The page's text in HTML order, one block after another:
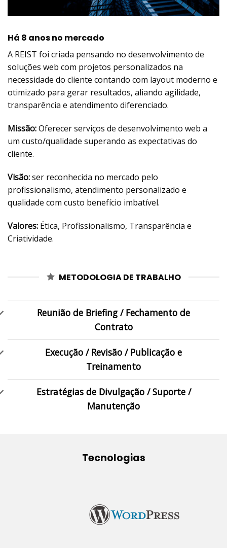
Há 8 anos no mercado
A REIST foi criada pensando no desenvolvimento de
soluções web com projetos personalizados na
necessidade do cliente contando com layout moderno e
otimizado para gerar resultados, aliando agilidade,
transparência e atendimento diferenciado.
Missão:Oferecer serviços de desenvolvimento web a
um custo/qualidade superando as expectativas do
cliente.
Visão:ser reconhecida no mercado pelo
profissionalismo, atendimento personalizado e
qualidade com custo benefício imbatível.
Valores: Ética, Profissionalismo, Transparência e
Criatividade.
METODOLOGIA DE TRABALHO
Reunião de Briefing / Fechamento de
Contrato
Execução / Revisão / Publicação e
Treinamento
Estratégias de Divulgação / Suporte /
Manutenção
Tecnologias